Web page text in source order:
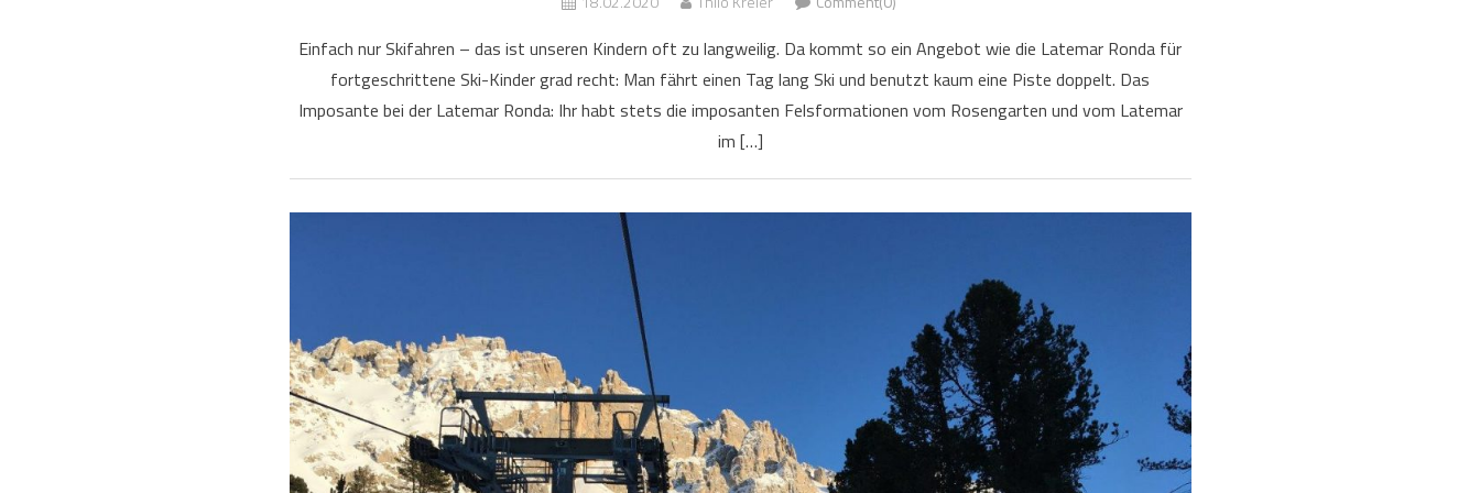
Einfach nur Skifahren – das ist unseren Kindern oft zu langweilig. Da kommt so ein Angebot wie die Latemar Ronda für
fortgeschrittene Ski-Kinder grad recht: Man fährt einen Tag lang Ski und benutzt kaum eine Piste doppelt. Das
Imposante bei der Latemar Ronda: Ihr habt stets die imposanten Felsformationen vom Rosengarten und vom Latemar
im […]